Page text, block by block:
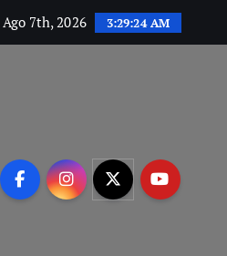
7th, 2026 3:29:25 AM